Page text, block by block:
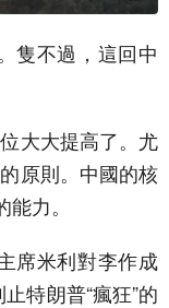
隻不過，這回中
大大提高了。尤
原則。中國的核
力。
席米利對李作成
特朗普“瘋狂”的